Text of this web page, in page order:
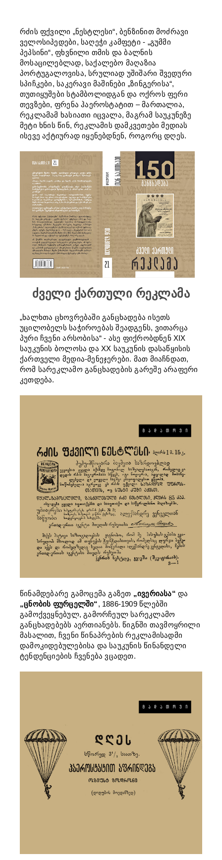
რძის ფქვილი „ნესტლესი“, ბენზინით მოძრავი
ველოსიპედები, საღეჭი კამფეტი - „გუმმი
პეპსინი“, ფხვნილი თმის და ბალნის
მოსაცილებლად, საქალებო მაღაზია
პორტუგალოვისა, სრულიად უშიშარი შვედური
სპიჩკები, საკერავი მაშინები „ზინგერისა“,
თუთიყუშები სტამბოლიდგან და ოქროს ფერი
თევზები, ფრენა ჰაეროსტატით – მართალია,
რეკლამამ ხასიათი იცვალა, მაგრამ საუკუნეზე
მეტი ხნის წინ, რეკლამის დამკვეთები მედიას
ისევე აქტიურად იყენებდნენ, როგორც დღეს.
ძველი ქართული რეკლამა
„ხალხთა ცხოვრებაში განცხადება ისეთს
უცილობელს საჭიროებას შეადგენს, ვითარცა
პური ჩვენი არსობისა“ - ასე ფიქრობდნენ XIX
საუკუნის ბოლოსა და XX საუკუნის დასაწყისის
ქართველი მედია-მენეჯერები. მათ მიაჩნდათ,
რომ სარეკლამო განცხადების გარეშე არაფერი
კეთდება.
წინამდებარე გამოცემა გაზეთ „ივერიასა“ და
„ცნობის ფურცელში“, 1886-1909 წლებში
გამოქვეყნებულ, გამორჩეულ სარეკლამო
განცხადებებს აერთიანებს. წიგნში თავმოყრილი
მასალით, ჩვენი წინაპრების რეკლამისადმი
დამოკიდებულებისა და საუკუნის წინანდელი
ტენდენციების ჩვენება ვცადეთ.